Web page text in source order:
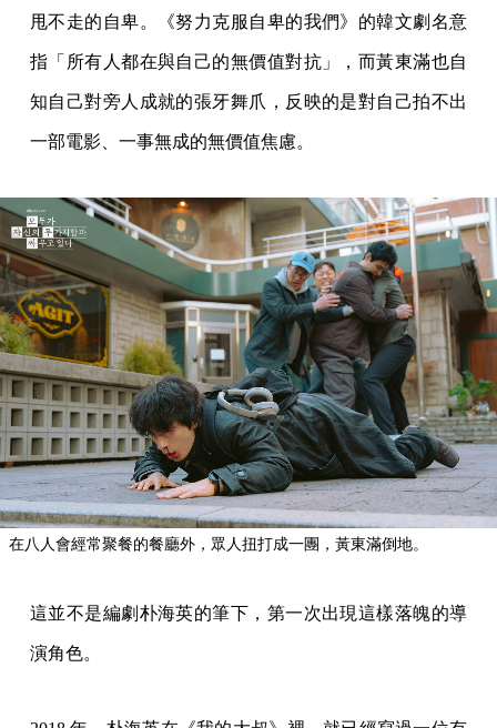
甩不走的自卑。《努力克服自卑的我們》的韓文劇名意
指「所有人都在與自己的無價值對抗」，而黃東滿也自
知自己對旁人成就的張牙舞爪，反映的是對自己拍不出
一部電影、一事無成的無價值焦慮。
在八人會經常聚餐的餐廳外，眾人扭打成一團，黃東滿倒地。
這並不是編劇朴海英的筆下，第一次出現這樣落魄的導
演角色。